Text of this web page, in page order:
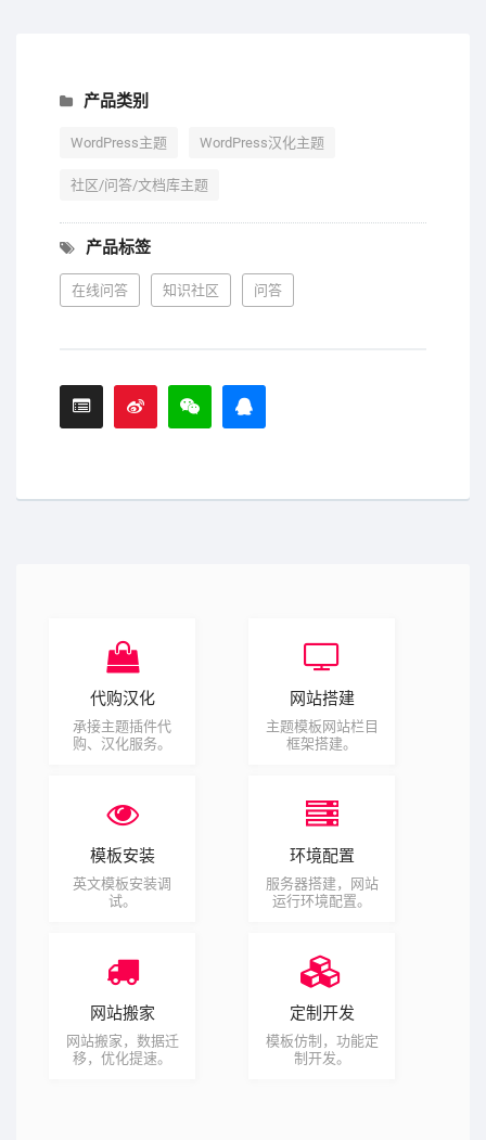
产品类别
WordPress主题 WordPress汉化主题
社区/问答/文档库主题
产品标签
在线问答 知识社区 问答
代购汉化
承接主题插件代
购、汉化服务。
网站搭建
主题模板网站栏目
框架搭建。
模板安装
英文模板安装调
试。
环境配置
服务器搭建，网站
运行环境配置。
网站搬家
网站搬家，数据迁
移，优化提速。
定制开发
模板仿制，功能定
制开发。